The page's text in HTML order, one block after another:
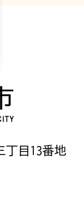
丁目13番地